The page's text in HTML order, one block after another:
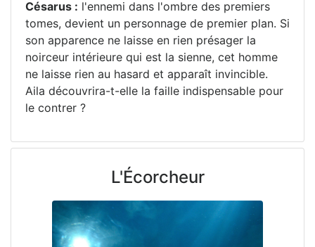
Césarus : l'ennemi dans l'ombre des premiers
tomes, devient un personnage de premier plan. Si
son apparence ne laisse en rien présager la
noirceur intérieure qui est la sienne, cet homme
ne laisse rien au hasard et apparaît invincible.
Aila découvrira-t-elle la faille indispensable pour
le contrer ?
L'Écorcheur